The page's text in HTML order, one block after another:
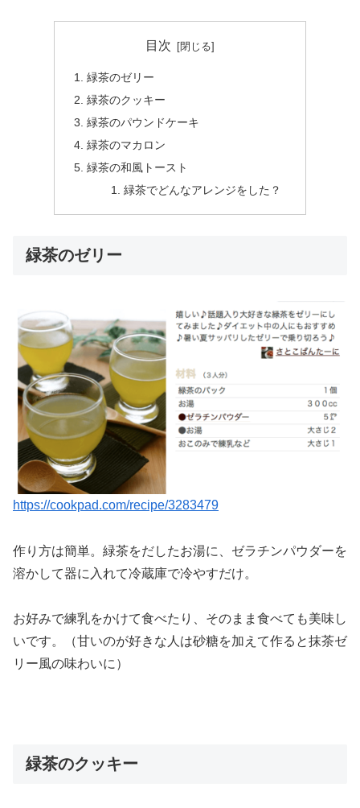
目次
緑茶のゼリー
緑茶のクッキー
緑茶のパウンドケーキ
緑茶のマカロン
緑茶の和風トースト
緑茶でどんなアレンジをした？
緑茶のゼリー
https://cookpad.com/recipe/3283479
作り方は簡単。緑茶をだしたお湯に、ゼラチンパウダーを
溶かして器に入れて冷蔵庫で冷やすだけ。
お好みで練乳をかけて食べたり、そのまま食べても美味し
いです。（甘いのが好きな人は砂糖を加えて作ると抹茶ゼ
リー風の味わいに）
緑茶のクッキー